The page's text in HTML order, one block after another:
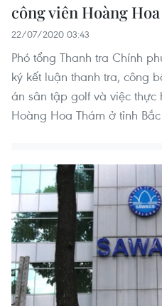
công viên Hoàng
22/07/2020 03:43
Phó tổng Thanh tra Chính
ký kết luận thanh tra, công
án sân tập golf và việc thực
Hoàng Hoa Thám ở tỉnh